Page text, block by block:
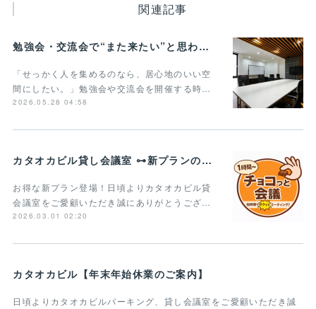
関連記事
勉強会・交流会で“また来たい”と思われる貸し会議室の条件とは？
「せっかく人を集めるのなら、居心地のいい空
間にしたい。」勉強会や交流会を開催する時…
2026.05.28 04:58
カタオカビル貸し会議室 ⊶新プランのご案内⊶
お得な新プラン登場！日頃よりカタオカビル貸
会議室をご愛顧いただき誠にありがとうござ…
2026.03.01 02:20
カタオカビル【年末年始休業のご案内】
日頃よりカタオカビルパーキング、貸し会議室をご愛顧いただき誠